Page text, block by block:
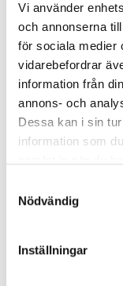
Vi använder
och annonserna
för sociala medier
vidarebefordrar
information från
annons- och
Dessa kan i sin
information som
Nödvändig
Inställningar